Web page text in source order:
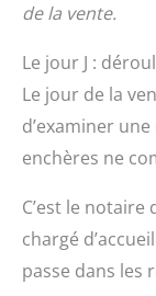
de la vente.
Le jour J :
Le jour de la
d’examiner
enchères ne
C’est le
chargé
passe dans les